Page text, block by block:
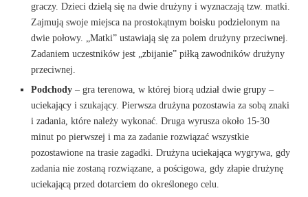
graczy. Dzieci dzielą się na dwie drużyny i wyznaczają tzw. matki.
Zajmują swoje miejsca na prostokątnym boisku podzielonym na
dwie połowy. „Matki” ustawiają się za polem drużyny przeciwnej.
Zadaniem uczestników jest „zbijanie” piłką zawodników drużyny
przeciwnej.
Podchody – gra terenowa, w której biorą udział dwie grupy –
uciekający i szukający. Pierwsza drużyna pozostawia za sobą znaki
i zadania, które należy wykonać. Druga wyrusza około 15-30
minut po pierwszej i ma za zadanie rozwiązać wszystkie
pozostawione na trasie zagadki. Drużyna uciekająca wygrywa, gdy
zadania nie zostaną rozwiązane, a pościgowa, gdy złapie drużynę
uciekającą przed dotarciem do określonego celu.